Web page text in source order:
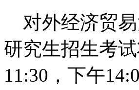
对外经济贸易
研究生招生考
11:30，下午